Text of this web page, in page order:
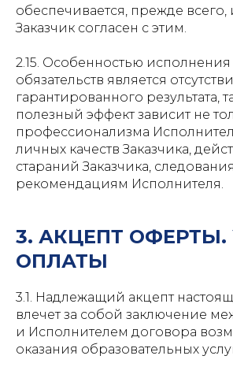
обеспечивается, прежде
Заказчик согласен с этим.
2.15. Особенностью
обязательств является
гарантированного результата,
полезный эффект зависит не
профессионализма
личных качеств Заказчика,
стараний Заказчика, следования
рекомендациям Исполнителя.
3. АКЦЕПТ ОФЕРТЫ.
ОПЛАТЫ
3.1. Надлежащий акцепт
влечет за собой заключение
и Исполнителем договора
оказания образовательных